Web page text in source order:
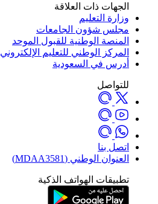
الجهات ذات العلاقة
وزارة التعليم
مجلس شؤون الجامعات
المنصة الوطنية للقبول الموحد
المركز الوطني للتعليم الإلكتروني
أدرس في السعودية
للتواصل
اتصل بنا
العنوان الوطني (MDAA3581)
تطبيقات الهواتف الذكية